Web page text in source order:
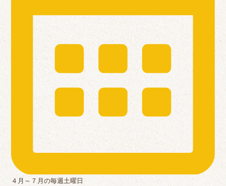
４月～７月の毎週土曜日